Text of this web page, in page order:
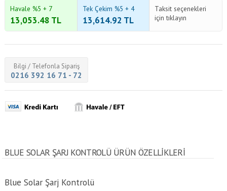
Havale %5 + 7
13,053.48 TL
Tek Çekim %5 + 4
13,614.92 TL
Taksit seçenekleri
için tıklayın
Bilgi / Telefonla Sipariş
0216 392 16 71 - 72
BLUE SOLAR ŞARJ KONTROLÜ ÜRÜN ÖZELLİKLERİ
Blue Solar Şarj Kontrolü